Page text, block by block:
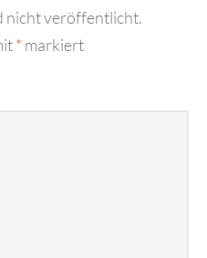
nicht veröffentlicht.
* markiert